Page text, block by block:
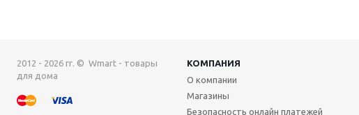
2012 - 2026 гг. © Wmart - товары
для дома
КОМПАНИЯ
О компании
Магазины
Безопасность онлайн платежей